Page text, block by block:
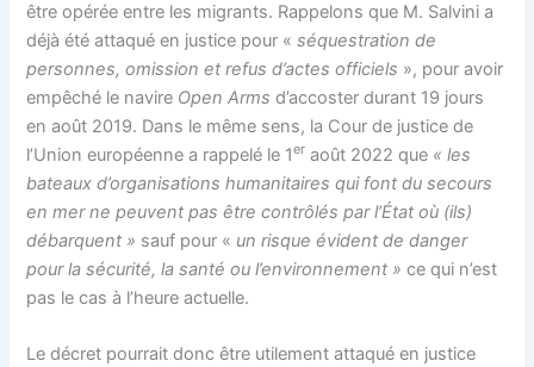
être opérée entre les migrants. Rappelons que M. Salvini a
déjà été attaqué en justice pour «séquestration de
personnes, omission et refus d’actes officiels », pour avoir
empêché le navire Open Arms d’accoster durant 19 jours
en août 2019. Dans le même sens, la Cour de justice de
l’Union européenne a rappelé le 1er août 2022 que « les
bateaux d’organisations humanitaires qui font du secours
en mer ne peuvent pas être contrôlés par l’État où (ils)
débarquent » sauf pour « un risque évident de danger
pour la sécurité, la santé ou l’environnement »ce qui n’est
pas le cas à l’heure actuelle.
Le décret pourrait donc être utilement attaqué en justice